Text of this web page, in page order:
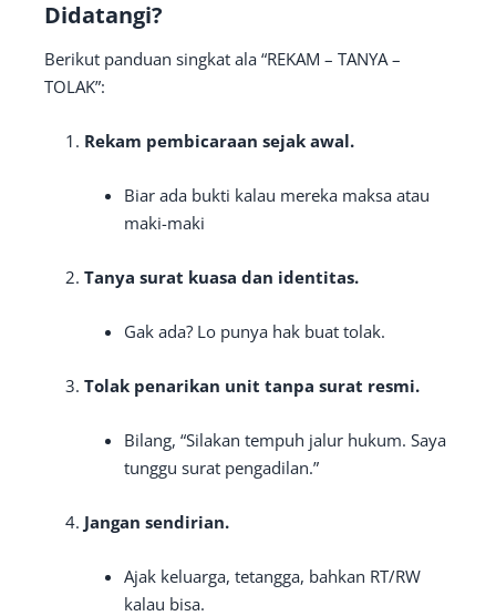
Didatangi?
Berikut panduan singkat ala “REKAM – TANYA –
TOLAK”:
Rekam pembicaraan sejak awal.
Biar ada bukti kalau mereka maksa atau
maki-maki
Tanya surat kuasa dan identitas.
Gak ada? Lo punya hak buat tolak.
Tolak penarikan unit tanpa surat resmi.
Bilang, “Silakan tempuh jalur hukum. Saya
tunggu surat pengadilan.”
Jangan sendirian.
Ajak keluarga, tetangga, bahkan RT/RW
kalau bisa.